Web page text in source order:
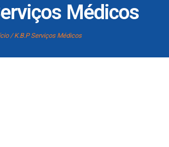
Médicos
K.B.P Serviços Médicos